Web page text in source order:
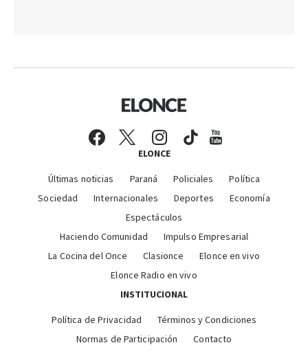
ELONCE
Últimas noticias Paraná Policiales
Política
Sociedad
Internacionales Deportes
Economía
Espectáculos
Haciendo Comunidad
Impulso Empresarial
La Cocina del Once
Clasionce
Elonce en vivo
Elonce Radio en vivo
INSTITUCIONAL
Política de Privacidad
Términos y Condiciones
Normas de Participación
Contacto